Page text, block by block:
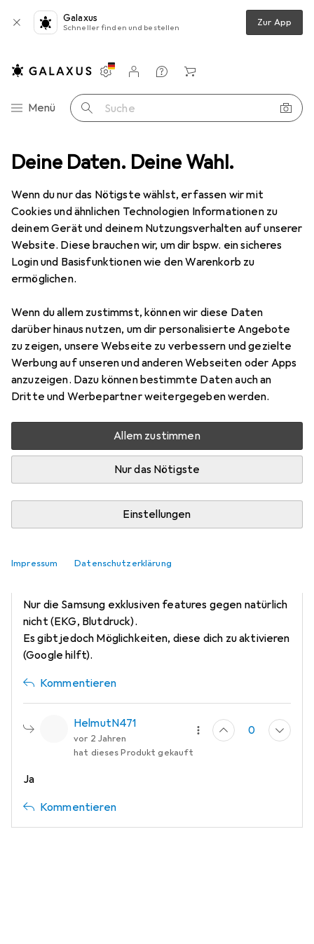
Deine Daten. Deine Wahl.
Wenn du nur das Nötigste wählst, erfassen wir mit
Cookies und ähnlichen Technologien Informationen zu
deinem Gerät und deinem Nutzungsverhalten auf unserer
Website. Diese brauchen wir, um dir bspw. ein sicheres
Login und Basisfunktionen wie den Warenkorb zu
ermöglichen.
Wenn du allem zustimmst, können wir diese Daten
darüber hinaus nutzen, um dir personalisierte Angebote
zu zeigen, unsere Webseite zu verbessern und gezielte
Werbung auf unseren und anderen Webseiten oder Apps
anzuzeigen. Dazu können bestimmte Daten auch an
Dritte und Werbepartner weitergegeben werden.
Allem zustimmen
Nur das Nötigste
Einstellungen
Impressum Datenschutzerklärung
Galaxus
Schneller finden und bestellen Zur App
Navigation nach Kategorien
Menü Suche
Einstellungen
Kundenkonto
Vergleichslisten
Merklisten
Warenkorb
Fragen zum Produkt Ist das Handy mit der Samsung Watch komp...
Google Pixel 8 Pro
256 GB, Obsidian, 6.70", SIM + eSIM, 5G
Frage zu Google Pixel 8 Pro
FlexibleSirenata48
vor 2 Jahren
+1
Ist das Handy mit der Samsung Watch kompatibel?
Cataclisma
vor 2 Jahren
Ich habe eine Galaxy watch 4 und es klappt (fast)
Nur die Samsung exklusiven features gegen natürlich
nicht (EKG, Blutdruck).
Es gibt jedoch Möglichkeiten, diese dich zu aktivieren
(Google hilft).
Kommentieren
HelmutN471
vor 2 Jahren
0
hat dieses Produkt gekauft
Ja
Kommentieren